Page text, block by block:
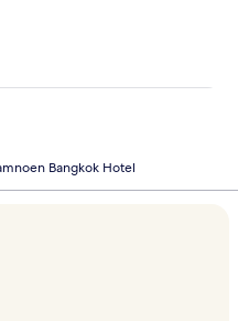
Bangkok Hotel